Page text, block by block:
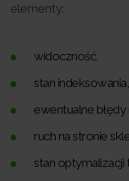
elementy:
widoczność,
stan indeksowania,
ewentualne błędy
ruch na stronie
stan optymalizacji